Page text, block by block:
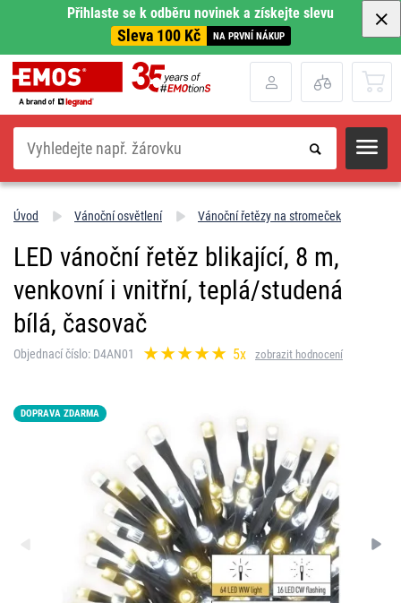
Přihlaste se k odběru novinek a získejte slevu
Sleva 100 Kč NA PRVNÍ NÁKUP
Hledat
Úvod Vánoční osvětlení Vánoční řetězy na stromeček
LED vánoční řetěz blikající, 8 m,
venkovní i vnitřní, teplá/studená
bílá, časovač
Objednací číslo: D4AN01 5x zobrazit hodnocení
DOPRAVA ZDARMA